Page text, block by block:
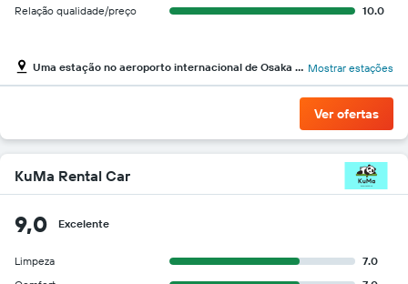
Relação qualidade/preço
10.0
Uma estação no aeroporto internacional de Osaka Kansai Mostrar estações
Ver ofertas
KuMa Rental Car
9,0 Excelente
Limpeza
7.0